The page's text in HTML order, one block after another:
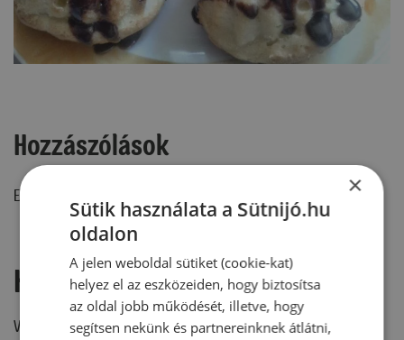
Hozzászólások
Ehhez a recepthez még nem érkezett hozzászólás.
Hozzászólás írása
Vélemény írásához, kérjük,jelentkezz be!
×
Sütik használata a Sütnijó.hu
oldalon
A jelen weboldal sütiket (cookie-kat)
helyez el az eszközeiden, hogy biztosítsa
az oldal jobb működését, illetve, hogy
segítsen nekünk és partnereinknek átlátni,